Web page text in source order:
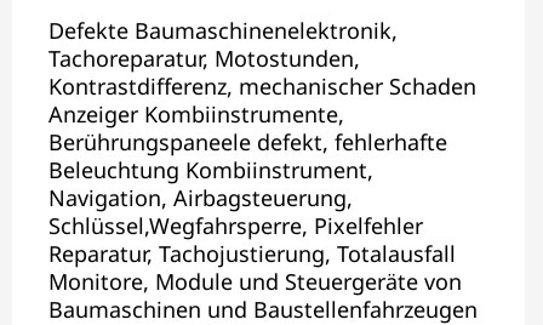
Defekte Baumaschinenelektronik,
Tachoreparatur, Motostunden,
Kontrastdifferenz, mechanischer Schaden
Anzeiger Kombiinstrumente,
Berührungspaneele defekt, fehlerhafte
Beleuchtung Kombiinstrument,
Navigation, Airbagsteuerung,
Schlüssel,Wegfahrsperre, Pixelfehler
Reparatur, Tachojustierung, Totalausfall
Monitore, Module und Steuergeräte von
Baumaschinen und Baustellenfahrzeugen